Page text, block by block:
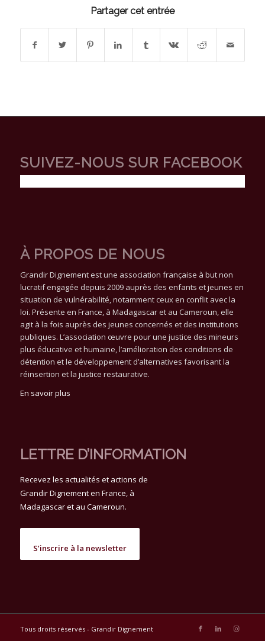
Partager cet entrée
SUIVEZ-NOUS SUR FACEBOOK
À PROPOS DE NOUS
Grandir Dignement est une association française à but non
lucratif engagée depuis 2009 auprès des enfants et jeunes en
situation de vulnérabilité, notamment ceux en conflit avec la
loi. Présente en France, à Madagascar et au Cameroun, elle
agit à la fois auprès des jeunes concernés et des institutions
publiques. L’association œuvre pour une justice des mineurs
plus éducative et humaine, l’amélioration des conditions de
détention et le développement d’alternatives favorisant la
réinsertion et la justice restaurative.
En savoir plus
LETTRE D’INFORMATION
Recevez les actualités et actions de
Grandir Dignement en France, à
Madagascar et au Cameroun.
S’inscrire à la newsletter
Tous droits réservés - Grandir Dignement